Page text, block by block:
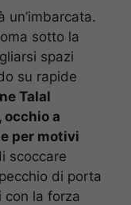
sotto la
spazi
su rapide
Talal
a
per motivi
scoccare
di porta
con la forza